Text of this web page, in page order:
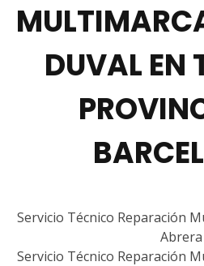
DUVAL EN
Servicio Técnico Reparación
Abrera
Servicio Técnico Reparación